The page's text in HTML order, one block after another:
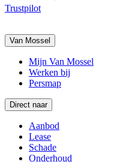
Trustpilot
Van Mossel
Mijn Van Mossel
Werken bij
Persmap
Direct naar
Aanbod
Lease
Schade
Onderhoud